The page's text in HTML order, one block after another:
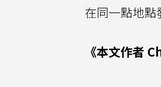
在同一點地點
《本文作者